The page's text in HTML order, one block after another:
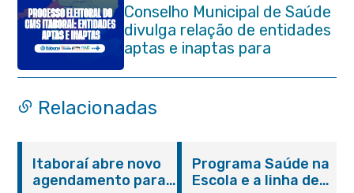
Conselho Municipal de Saúde
divulga relação de entidades
aptas e inaptas para
processo eleitoral do
quadriênio 2026-2030
Relacionadas
Itaboraí abre novo
agendamento para
Programa Saúde na
Escola e a linha de